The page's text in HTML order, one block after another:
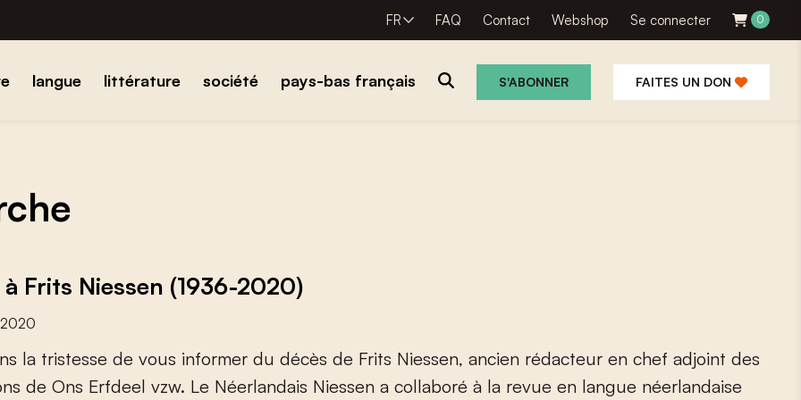
FR FAQ Contact Webshop Se connecter 0
langue littérature société pays-bas français S'ABONNER FAITES UN DON
à Frits Niessen (1936-2020)
ns la tristesse de vous informer du décès de Frits Niessen, ancien rédacteur en chef adjoint des
ns de Ons Erfdeel vzw. Le Néerlandais Niessen a collaboré à la revue en langue néerlandaise